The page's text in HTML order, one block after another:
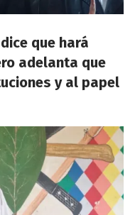
que hará
adelanta que
y al papel